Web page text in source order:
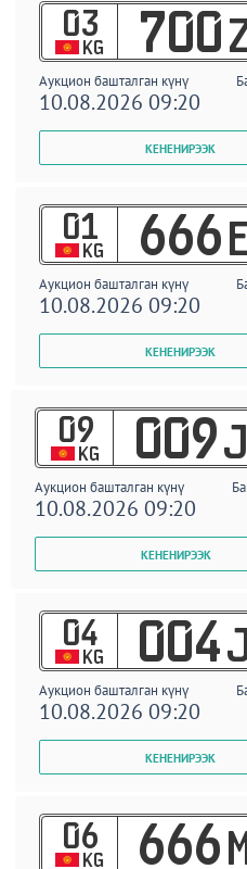
03
KG 700
Аукцион башталган күнү
10.08.2026 09:20
01
KG 666
Аукцион башталган күнү
10.08.2026 09:20
09
KG 009
Аукцион башталган күнү
10.08.2026 09:20
04
KG 004
Аукцион башталган күнү
10.08.2026 09:20
06
KG 666